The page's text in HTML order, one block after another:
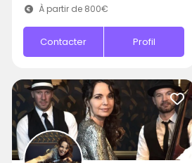
À partir de 800€
Contacter Profil